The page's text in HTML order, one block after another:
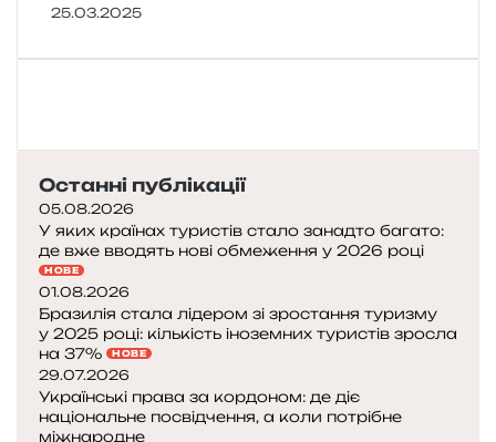
25.03.2025
Останні публікації
05.08.2026
У яких країнах туристів стало занадто багато:
де вже вводять нові обмеження у 2026 році
НОВЕ
01.08.2026
Бразилія стала лідером зі зростання туризму
у 2025 році: кількість іноземних туристів зросла
на 37%
НОВЕ
29.07.2026
Українські права за кордоном: де діє
національне посвідчення, а коли потрібне
міжнародне